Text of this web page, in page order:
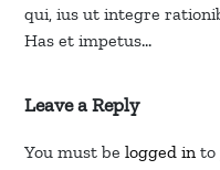
qui, ius ut integre
Has et impetus…
Leave a Reply
You must be logged in to